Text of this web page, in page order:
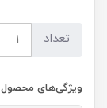
تعداد
ویژگی‌های محصول